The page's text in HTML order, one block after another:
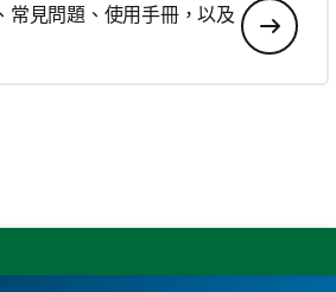
常見問題、使用手冊，以及